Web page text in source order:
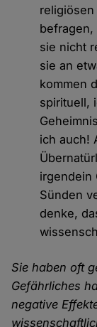
sie nicht
sie an
kommen
spirituell,
ich auch!
irgendein
Sünden
denke,
Sie haben oft
Gefährliches
negative